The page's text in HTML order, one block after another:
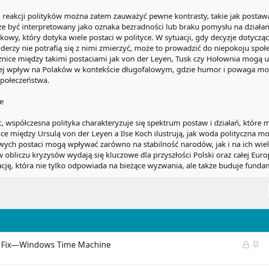
polityków można zatem zauważyć pewne kontrasty, takie jak
być interpretowany jako oznaka bezradności lub braku pomysłu na
który dotyka wiele postaci w polityce. W sytuacji, gdy decyzje
nie potrafią się z nimi zmierzyć, może to prowadzić do niepokoju
między takimi postaciami jak von der Leyen, Tusk czy Hołownia mogą
wpływ na Polaków w kontekście długofalowym, gdzie humor i powaga
współczesna polityka charakteryzuje się spektrum postaw i działań, które
między Ursulą von der Leyen a Ilse Koch ilustrują, jak woda polityczna
postaci mogą wpływać zarówno na stabilność narodów, jak i na ich
obliczu kryzysów wydają się kluczowe dla przyszłości Polski oraz całej
która nie tylko odpowiada na bieżące wyzwania, ale także buduje
Z
P
Fix—Windows Time Machine